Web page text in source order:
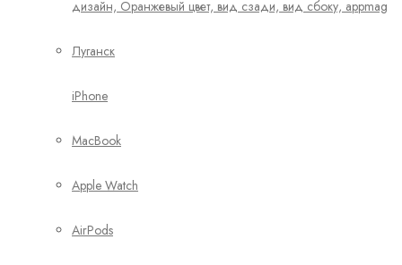
iPhone
MacBook
Apple Watch
AirPods